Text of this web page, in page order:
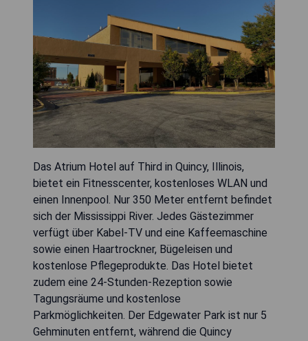
Das Atrium Hotel auf Third in Quincy, Illinois,
bietet ein Fitnesscenter, kostenloses WLAN und
einen Innenpool. Nur 350 Meter entfernt befindet
sich der Mississippi River. Jedes Gästezimmer
verfügt über Kabel-TV und eine Kaffeemaschine
sowie einen Haartrockner, Bügeleisen und
kostenlose Pflegeprodukte. Das Hotel bietet
zudem eine 24-Stunden-Rezeption sowie
Tagungsräume und kostenlose
Parkmöglichkeiten. Der Edgewater Park ist nur 5
Gehminuten entfernt, während die Quincy